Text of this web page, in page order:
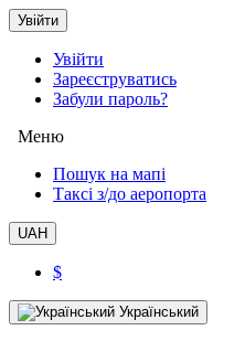
Увійти
Увійти
Зареєструватись
Забули пароль?
Меню
Пошук на мапі
Таксi з/до аеропорта
UAH
$
Український